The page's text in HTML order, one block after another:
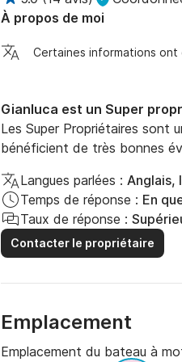
Demi-journée (sur demande)
Demi-journée (sur demande) :
Issues personnalisées à la
Ventotene.
L'itinéraire est choisi chaque
préférences des passagers,
Naviguer dans les îles
Méditerranée : des parois
Conseils de la région
À propos de moi
Certaines informations
Gianluca est un Super
Les Super Propriétaires sont
bénéficient de très bonnes
Langues parlées : Anglais,
Temps de réponse : En
Taux de réponse :
Contacter le propriétaire
Emplacement
Emplacement du bateau à